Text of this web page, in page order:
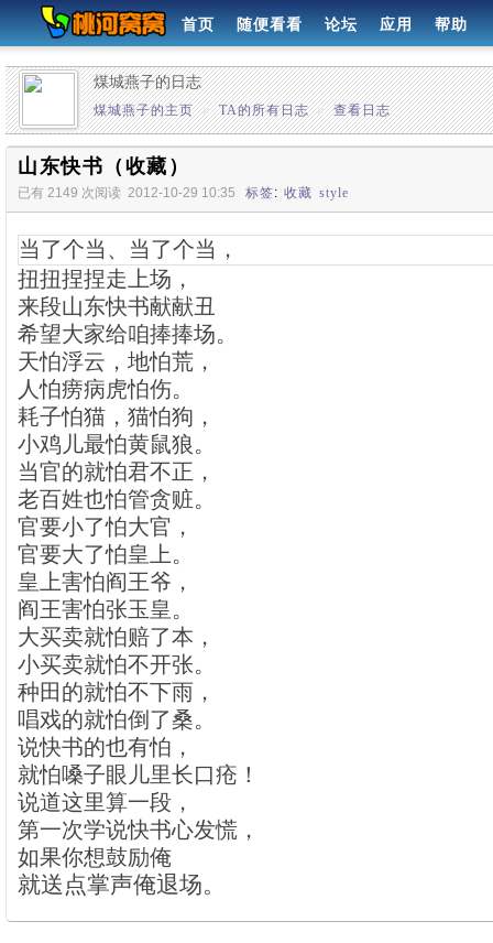
首页 随便看看 论坛 应用 帮助
煤城燕子的日志
煤城燕子的主页 » TA的所有日志 » 查看日志
山东快书（收藏）
已有 2149 次阅读 2012-10-29 10:35 标签: 收藏 style
当了个当、当了个当，
扭扭捏捏走上场，
来段山东快书献献丑
希望大家给咱捧捧场。
天怕浮云，地怕荒，
人怕痨病虎怕伤。
耗子怕猫，猫怕狗，
小鸡儿最怕黄鼠狼。
当官的就怕君不正，
老百姓也怕管贪赃。
官要小了怕大官，
官要大了怕皇上。
皇上害怕阎王爷，
阎王害怕张玉皇。
大买卖就怕赔了本，
小买卖就怕不开张。
种田的就怕不下雨，
唱戏的就怕倒了桑。
说快书的也有怕，
就怕嗓子眼儿里长口疮！
说道这里算一段，
第一次学说快书心发慌，
如果你想鼓励俺
就送点掌声俺退场。